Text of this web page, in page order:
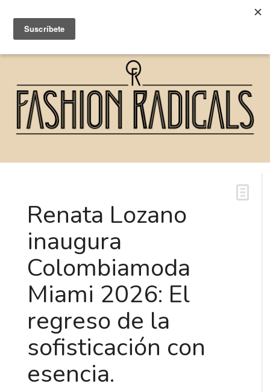
Renata Lozano
inaugura
Colombiamoda
Miami 2026: El
regreso de la
sofisticación con
esencia.